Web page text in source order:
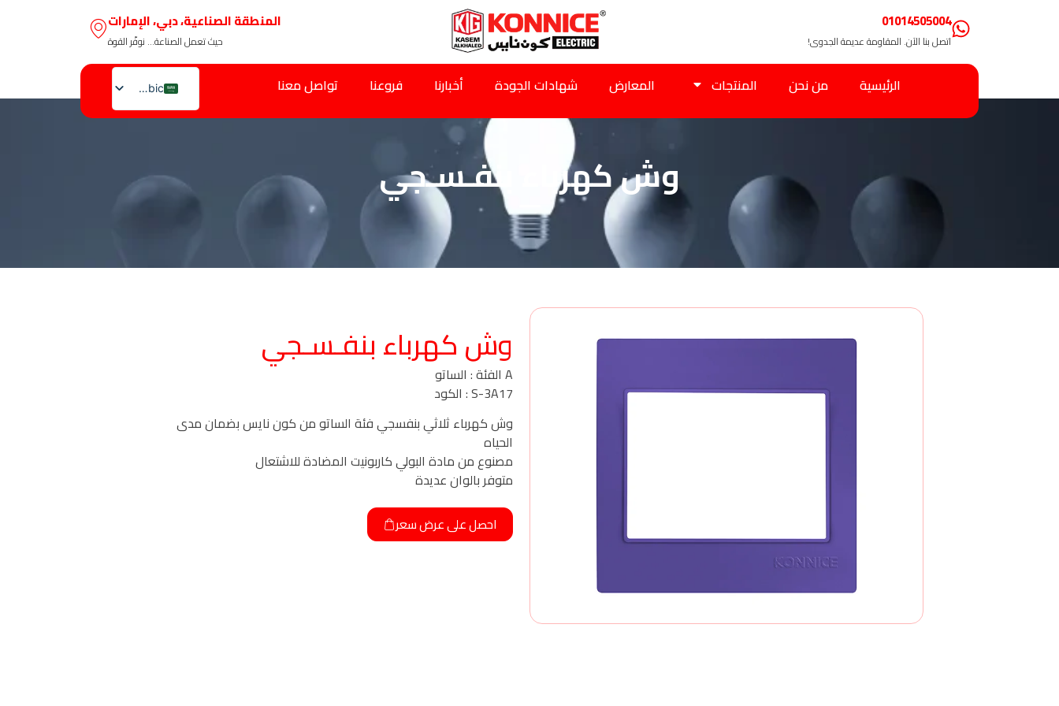
01014505004
اتصل بنا الآن. المقاومة عديمة الجدوى!
المنطقة الصناعية، دبي، الإمارات
حيث تعمل الصناعة… نوفّر القوة
Arabic
English
الرئيسية من نحن المنتجات المعارض شهادات الجودة أخبارنا فروعنا تواصل معنا
وش كهرباء بنفـسـجي
وش كهرباء بنفـسـجي
A الفئة : الساتو
S-3A17 : الكود
وش كهرباء ثلاثي بنفسجي فئة الساتو من كون نايس بضمان مدى
الحياه
مصنوع من مادة البولي كاربونيت المضادة للاشتعال
متوفر بالوان عديدة
احصل على عرض سعر